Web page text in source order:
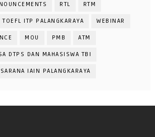
RTL RTM
TOEFL ITP PALANGKARAYA WEBINAR
MOU PMB ATM
DTPS DAN MAHASISWA TBI
IAIN PALANGKARAYA